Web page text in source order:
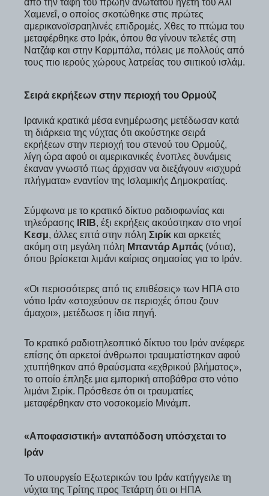
από την ταφή του πρώην ανώτατου ηγέτη του Αλί
Χαμενεΐ, ο οποίος σκοτώθηκε στις πρώτες
αμερικανοϊσραηλινές επιδρομές. Χθες το πτώμα του
μεταφέρθηκε στο Ιράκ, όπου θα γίνουν τελετές στη
Νατζάφ και στην Καρμπάλα, πόλεις με πολλούς από
τους πιο ιερούς χώρους λατρείας του σιιτικού ισλάμ.
Σειρά εκρήξεων στην περιοχή του Ορμούζ
Ιρανικά κρατικά μέσα ενημέρωσης μετέδωσαν κατά
τη διάρκεια της νύχτας ότι ακούστηκε σειρά
εκρήξεων στην περιοχή του στενού του Ορμούζ,
λίγη ώρα αφού οι αμερικανικές ένοπλες δυνάμεις
έκαναν γνωστό πως άρχισαν να διεξάγουν «ισχυρά
πλήγματα» εναντίον της Ισλαμικής Δημοκρατίας.
Σύμφωνα με το κρατικό δίκτυο ραδιοφωνίας και
τηλεόρασης IRIB, έξι εκρήξεις ακούστηκαν στο νησί
Κεσμ, άλλες επτά στην πόλη Σιρίκ και αρκετές
ακόμη στη μεγάλη πόλη Μπαντάρ Αμπάς (νότια),
όπου βρίσκεται λιμάνι καίριας σημασίας για το Ιράν.
«Οι περισσότερες από τις επιθέσεις» των ΗΠΑ στο
νότιο Ιράν «στοχεύουν σε περιοχές όπου ζουν
άμαχοι», μετέδωσε η ίδια πηγή.
Το κρατικό ραδιοτηλεοπτικό δίκτυο του Ιράν ανέφερε
επίσης ότι αρκετοί άνθρωποι τραυματίστηκαν αφού
χτυπήθηκαν από θραύσματα «εχθρικού βλήματος»,
το οποίο έπληξε μια εμπορική αποβάθρα στο νότιο
λιμάνι Σιρίκ. Πρόσθεσε ότι οι τραυματίες
μεταφέρθηκαν στο νοσοκομείο Μινάμπ.
«Αποφασιστική» ανταπόδοση υπόσχεται το
Ιράν
Το υπουργείο Εξωτερικών του Ιράν κατήγγειλε τη
νύχτα της Τρίτης προς Τετάρτη ότι οι ΗΠΑ